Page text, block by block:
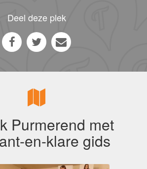
Deel deze plek
Purmerend met
en-klare gids